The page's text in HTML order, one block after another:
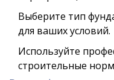
Выберите тип
для ваших условий.
Используйте
строительные